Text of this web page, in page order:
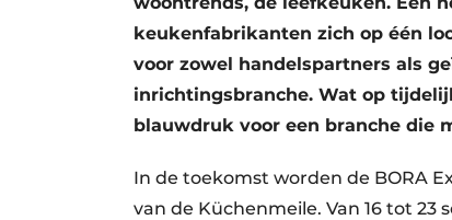
keukenfabrikanten zich op één
voor zowel handelspartners als
inrichtingsbranche. Wat op
blauwdruk voor een branche die
In de toekomst worden de BORA
van de Küchenmeile. Van 16 tot